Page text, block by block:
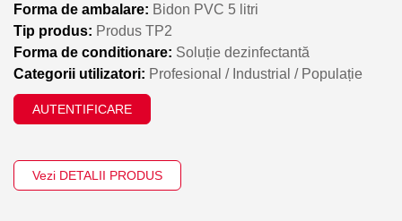
Forma de ambalare: Bidon PVC 5 litri
Tip produs: Produs TP2
Forma de conditionare: Soluție dezinfectantă
Categorii utilizatori: Profesional / Industrial / Populație
AUTENTIFICARE
Vezi DETALII PRODUS